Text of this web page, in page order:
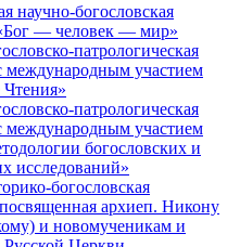
научно-богословская
— человек — мир»
патрологическая
международным участием
патрологическая
международным участием
богословских и
исследований»
богословская
архиеп. Никону
и новомученикам и